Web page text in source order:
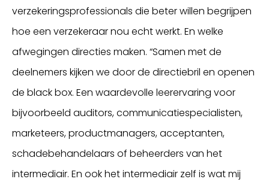
verzekeringsprofessionals die beter willen begrijpen
hoe een verzekeraar nou echt werkt. En welke
afwegingen directies maken. “Samen met de
deelnemers kijken we door de directiebril en openen
de black box. Een waardevolle leerervaring voor
bijvoorbeeld auditors, communicatiespecialisten,
marketeers, productmanagers, acceptanten,
schadebehandelaars of beheerders van het
intermediair. En ook het intermediair zelf is wat mij